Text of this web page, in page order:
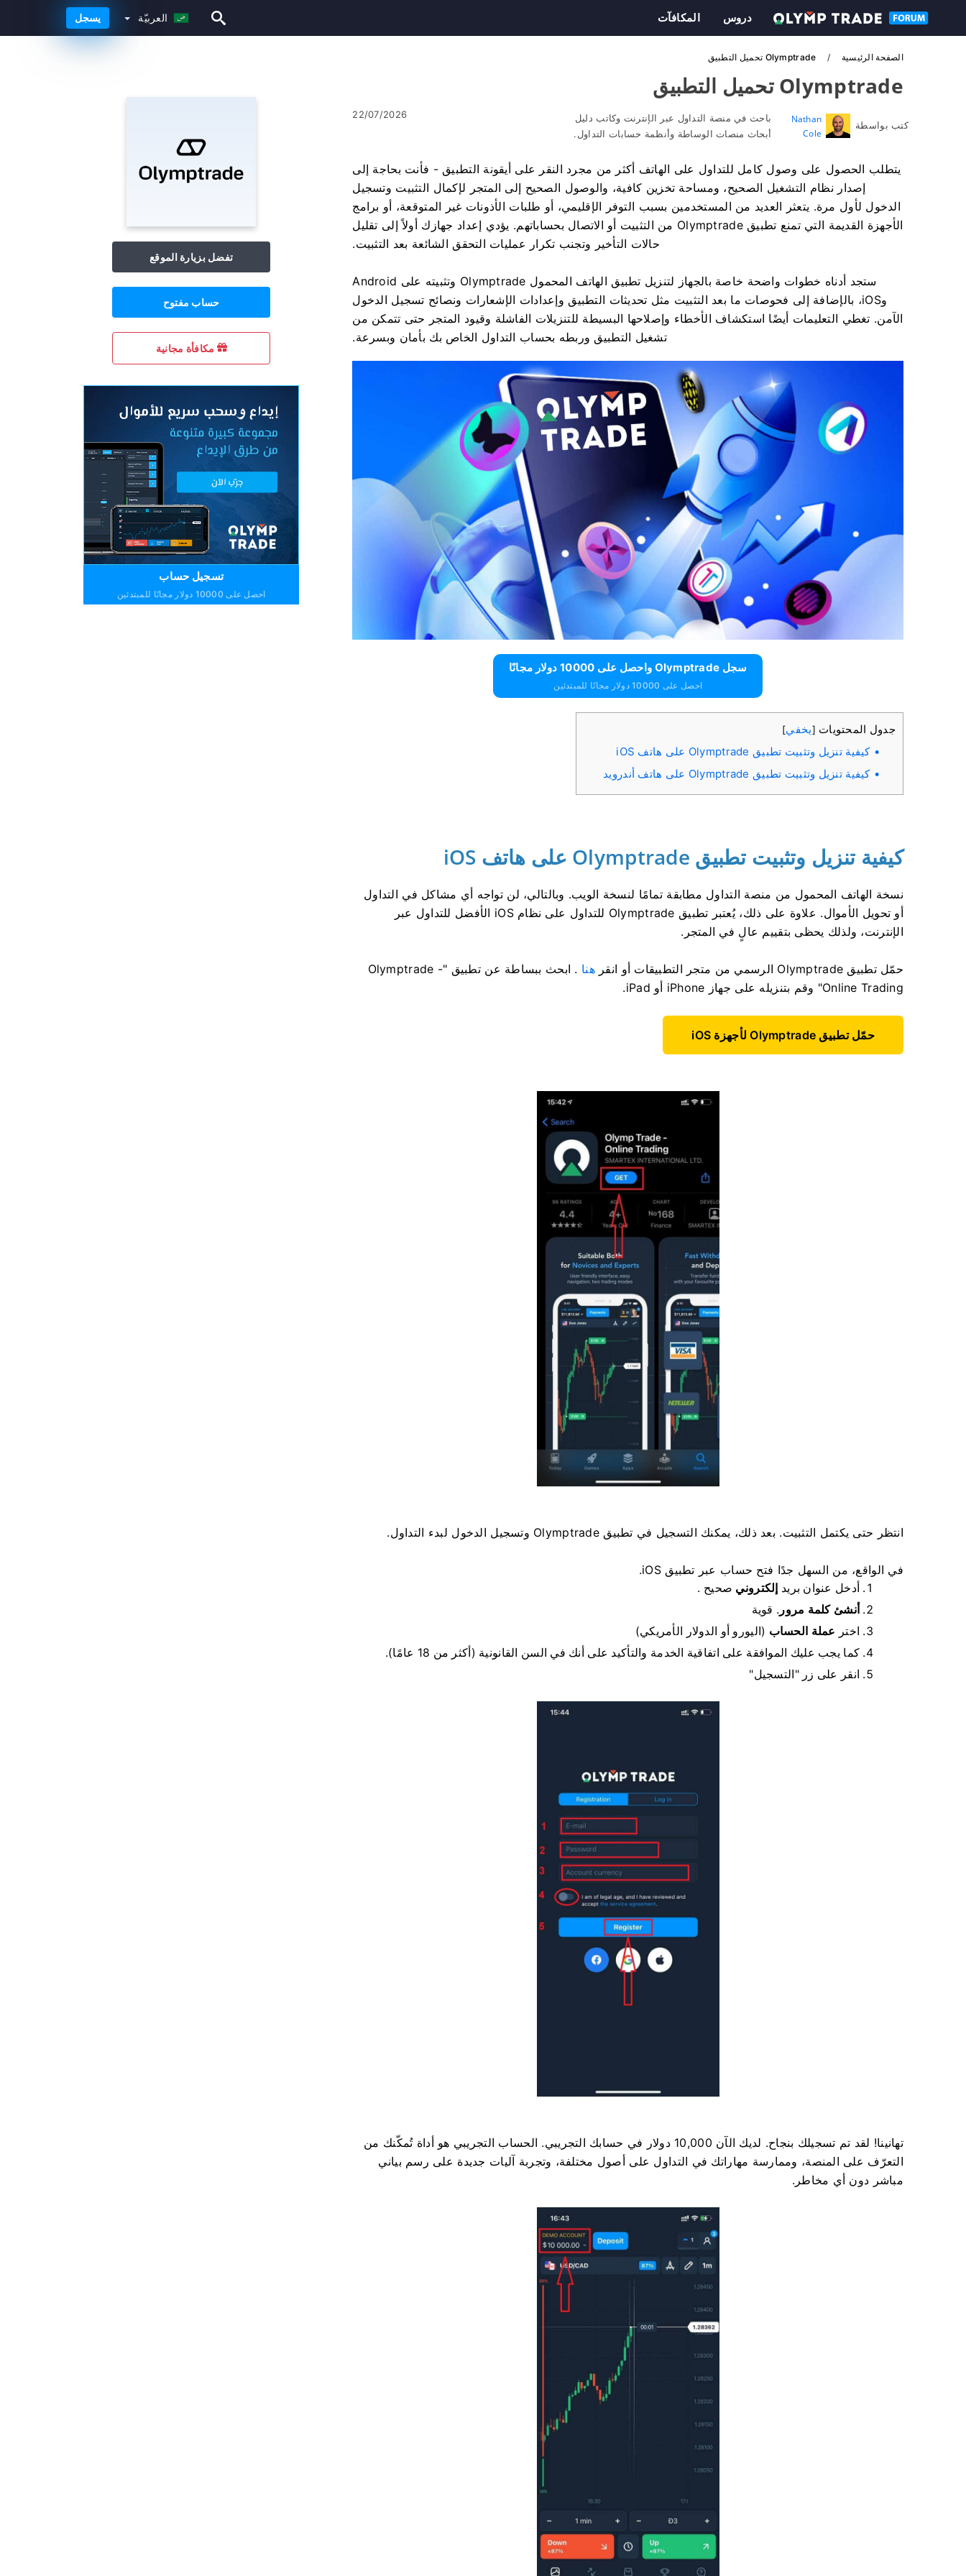
المكافآت دروس العربيّة يسجل
الصفحة الرئيسية Olymptrade تحميل التطبيق
Olymptrade تحميل التطبيق
كتب بواسطة
Nathan
Cole
باحث في منصة التداول عبر الإنترنت وكاتب دليل
أبحاث منصات الوساطة وأنظمة حسابات التداول.
22/07/2026
يتطلب الحصول على وصول كامل للتداول على الهاتف أكثر من مجرد النقر على أيقونة التطبيق - فأنت بحاجة إلى
إصدار نظام التشغيل الصحيح، ومساحة تخزين كافية، والوصول الصحيح إلى المتجر لإكمال التثبيت وتسجيل
الدخول لأول مرة. يتعثر العديد من المستخدمين بسبب التوفر الإقليمي، أو طلبات الأذونات غير المتوقعة، أو برامج
الأجهزة القديمة التي تمنع تطبيق Olymptrade من التثبيت أو الاتصال بحساباتهم. يؤدي إعداد جهازك أولاً إلى تقليل
حالات التأخير وتجنب تكرار عمليات التحقق الشائعة بعد التثبيت.
ستجد أدناه خطوات واضحة خاصة بالجهاز لتنزيل تطبيق الهاتف المحمول Olymptrade وتثبيته على Android
وiOS، بالإضافة إلى فحوصات ما بعد التثبيت مثل تحديثات التطبيق وإعدادات الإشعارات ونصائح تسجيل الدخول
الآمن. تغطي التعليمات أيضًا استكشاف الأخطاء وإصلاحها البسيطة للتنزيلات الفاشلة وقيود المتجر حتى تتمكن من
تشغيل التطبيق وربطه بحساب التداول الخاص بك بأمان وبسرعة.
سجل Olymptrade واحصل على 10000 دولار مجانًا
احصل على 10000 دولار مجانًا للمبتدئين
جدول المحتويات [يخفي]
كيفية تنزيل وتثبيت تطبيق Olymptrade على هاتف iOS
كيفية تنزيل وتثبيت تطبيق Olymptrade على هاتف أندرويد
كيفية تنزيل وتثبيت تطبيق Olymptrade على هاتف iOS
نسخة الهاتف المحمول من منصة التداول مطابقة تمامًا لنسخة الويب. وبالتالي، لن تواجه أي مشاكل في التداول
أو تحويل الأموال. علاوة على ذلك، يُعتبر تطبيق Olymptrade للتداول على نظام iOS الأفضل للتداول عبر
الإنترنت، ولذلك يحظى بتقييم عالٍ في المتجر.
حمّل تطبيق Olymptrade الرسمي من متجر التطبيقات أو انقر هنا
. ابحث ببساطة عن تطبيق "Olymptrade -
Online Trading" وقم بتنزيله على جهاز iPhone أو iPad.
حمّل تطبيق Olymptrade لأجهزة iOS
انتظر حتى يكتمل التثبيت. بعد ذلك، يمكنك التسجيل في تطبيق Olymptrade وتسجيل الدخول لبدء التداول.
في الواقع، من السهل جدًا فتح حساب عبر تطبيق iOS.
أدخل عنوان بريد إلكتروني صحيح .
أنشئ كلمة مرور
قوية .
اختر عملة الحساب (اليورو أو الدولار الأمريكي)
كما يجب عليك الموافقة على اتفاقية الخدمة والتأكيد على أنك في السن القانونية (أكثر من 18 عامًا).
انقر على زر "التسجيل"
تهانينا! لقد تم تسجيلك بنجاح. لديك الآن 10,000 دولار في حسابك التجريبي. الحساب التجريبي هو أداة تُمكّنك من
التعرّف على المنصة، وممارسة مهاراتك في التداول على أصول مختلفة، وتجربة آليات جديدة على رسم بياني
مباشر دون أي مخاطر.
تفضل بزيارة الموقع
حساب مفتوح
مكافأة مجانية
تسجيل حساب
احصل على 10000 دولار مجانًا للمبتدئين